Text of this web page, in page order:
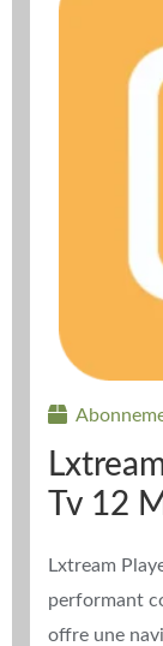
Tv 12
Lxtream
performant
offre une